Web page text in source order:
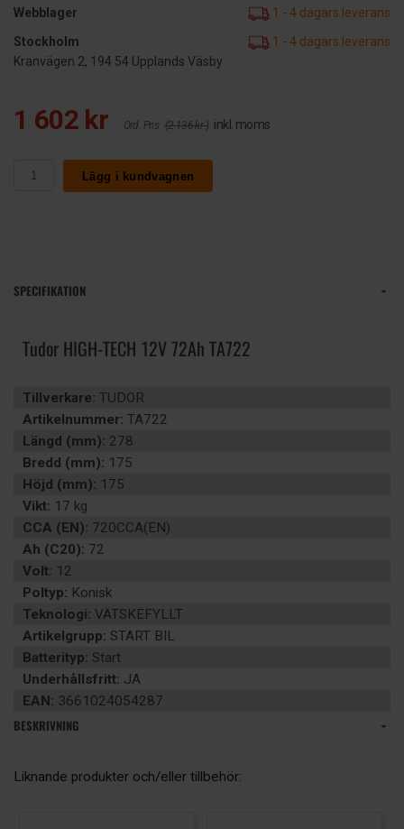
Webblager
1 - 4 dagars leverans
Stockholm
1 - 4 dagars leverans
Kranvägen 2, 194 54 Upplands Väsby
1 602 kr Ord. Pris (2 136 kr ) inkl. moms
Lägg i kundvagnen
SPECIFIKATION
Tudor HIGH-TECH 12V 72Ah TA722
Tillverkare: TUDOR
Artikelnummer: TA722
Längd (mm): 278
Bredd (mm): 175
Höjd (mm): 175
Vikt: 17 kg
CCA (EN): 720CCA(EN)
Ah (C20): 72
Volt: 12
Poltyp: Konisk
Teknologi: VÄTSKEFYLLT
Artikelgrupp: START BIL
Batterityp: Start
Underhållsfritt: JA
EAN: 3661024054287
BESKRIVNING
Liknande produkter och/eller tillbehör: